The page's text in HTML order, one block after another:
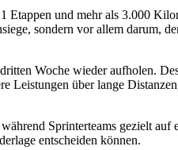
Etappen und mehr als 3.000
sondern vor allem darum,
Woche wieder aufholen.
Leistungen über lange
Sprinterteams gezielt auf
entscheiden können.